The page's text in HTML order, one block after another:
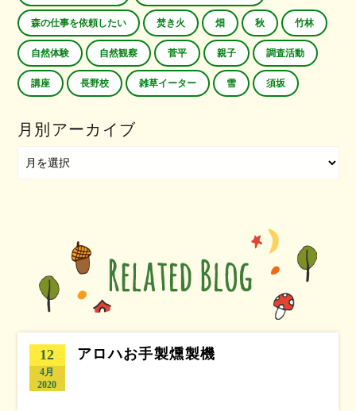
森の仕事を依頼したい 焚き火 畑 秋 竹林
自然体験 自然観察 菅平 親子 調査活動
講座 長野校 雑草イーター 雪 須坂
月別アーカイブ
12
4月
2020
アロハお手製燻製機